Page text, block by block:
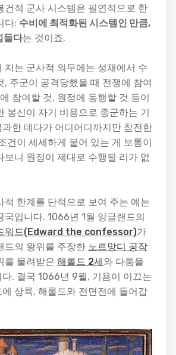
건적 군사 시스템은 필연적으로 한
다: 수비에 최적화된 시스템인 만큼,
들다는 것이죠.
지는 군사적 의무에는 성채에서 수
, 주군이 공격당했을 때 전쟁에 참여
참여할 것, 원정에 동행할 것 등이
봉신이 자기 비용으로 종군하는 기
과한 데다가 어디어디까지만 참전한
건이 세세하게 붙어 있는 게 보통이
보니 원정이 제대로 수행될 리가 없
적 한계를 단적으로 보여 주는 예는
국입니다. 1066년 1월 잉글랜드의
워드(Edward the confessor)가
드의 왕위를 주장한 노르망디 공작
를 물려받은 해롤드 2세와 다툼을
. 결국 1066년 9월, 기욤이 이끄는
상륙, 해롤드와 전면전에 들어갑